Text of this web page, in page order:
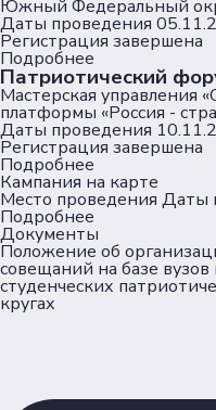
Южный Федеральный
Даты проведения
Регистрация завершена
Подробнее
Патриотический
Мастерская управления
платформы «Россия -
Даты проведения
Регистрация завершена
Подробнее
Кампания на карте
Место проведения Даты
Подробнее
Документы
Положение об
совещаний на базе
студенческих
кругах